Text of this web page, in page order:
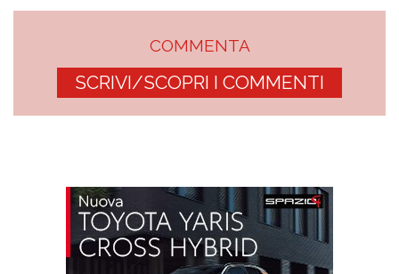
COMMENTA
SCRIVI/SCOPRI I COMMENTI